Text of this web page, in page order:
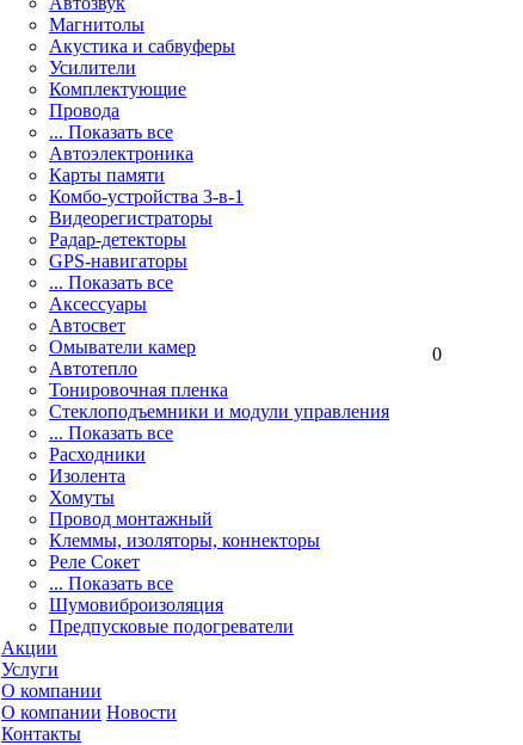
Магнитолы
Акустика и сабвуферы
Усилители
Комплектующие
Провода
... Показать все
Автоэлектроника
Карты памяти
Комбо-устройства 3-в-1
Видеорегистраторы
Радар-детекторы
GPS-навигаторы
... Показать все
Аксессуары
Автосвет
Омыватели камер
Автотепло
Тонировочная пленка
Стеклоподъемники и модули управления
... Показать все
Расходники
Изолента
Хомуты
Провод монтажный
Клеммы, изоляторы, коннекторы
Реле Сокет
... Показать все
Шумовиброизоляция
Предпусковые подогреватели
Акции
Услуги
О компании
О компании Новости
Контакты
0